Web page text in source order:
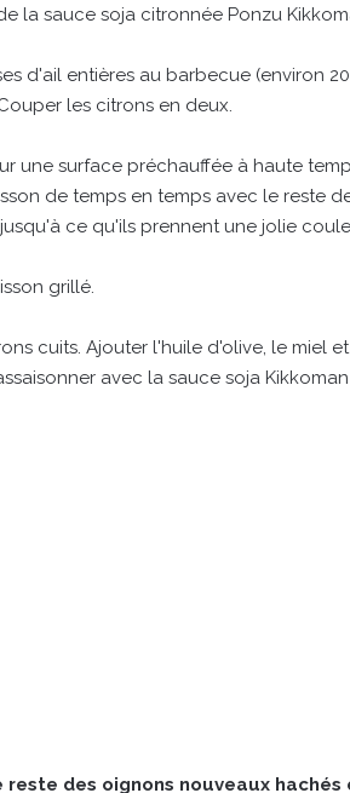
la sauce soja citronnée Ponzu
d'ail entières au barbecue (environ
les citrons en deux.
une surface préchauffée à haute
de temps en temps avec le reste
ce qu'ils prennent une jolie
grillé.
cuits. Ajouter l'huile d'olive, le miel
avec la sauce soja
des oignons nouveaux hachés